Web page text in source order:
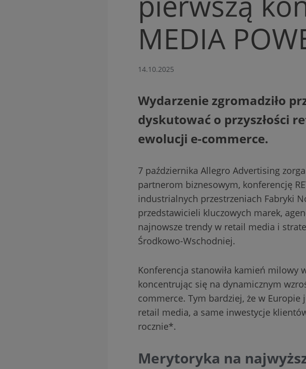
MEDIA
14.10.2025
Wydarzenie zgromadziło
dyskutować o przyszłości
ewolucji e-commerce.
7 października Allegro Advertising
partnerom biznesowym, konferencję
industrialnych przestrzeniach Fabryki
przedstawicieli kluczowych marek,
najnowsze trendy w retail media i
Środkowo-Wschodniej.
Konferencja stanowiła kamień milowy
koncentrując się na dynamicznym
commerce. Tym bardziej, że w
retail media, a same inwestycje
rocznie*.
Merytoryka na